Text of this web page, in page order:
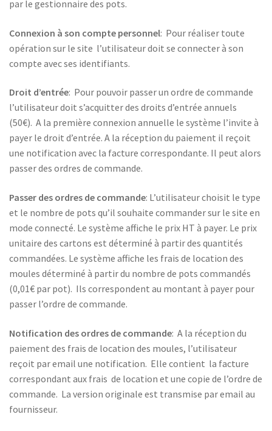
par le gestionnaire des pots.
Connexion à son compte personnel: Pour réaliser toute
opération sur le site l’utilisateur doit se connecter à son
compte avec ses identifiants.
Droit d’entrée: Pour pouvoir passer un ordre de commande
l’utilisateur doit s’acquitter des droits d’entrée annuels
(50€). A la première connexion annuelle le système l’invite à
payer le droit d’entrée. A la réception du paiement il reçoit
une notification avec la facture correspondante. Il peut alors
passer des ordres de commande.
Passer des ordres de commande: L’utilisateur choisit le type
et le nombre de pots qu’il souhaite commander sur le site en
mode connecté. Le système affiche le prix HT à payer. Le prix
unitaire des cartons est déterminé à partir des quantités
commandées. Le système affiche les frais de location des
moules déterminé à partir du nombre de pots commandés
(0,01€ par pot). Ils correspondent au montant à payer pour
passer l’ordre de commande.
Notification des ordres de commande: A la réception du
paiement des frais de location des moules, l’utilisateur
reçoit par email une notification. Elle contient la facture
correspondant aux frais de location et une copie de l’ordre de
commande. La version originale est transmise par email au
fournisseur.